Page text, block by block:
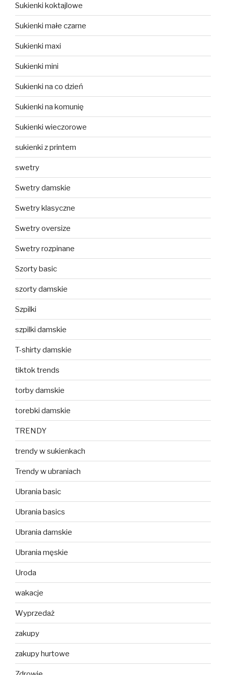
Sukienki koktajlowe
Sukienki małe czarne
Sukienki maxi
Sukienki mini
Sukienki na co dzień
Sukienki na komunię
Sukienki wieczorowe
sukienki z printem
swetry
Swetry damskie
Swetry klasyczne
Swetry oversize
Swetry rozpinane
Szorty basic
szorty damskie
Szpilki
szpilki damskie
T-shirty damskie
tiktok trends
torby damskie
torebki damskie
TRENDY
trendy w sukienkach
Trendy w ubraniach
Ubrania basic
Ubrania basics
Ubrania damskie
Ubrania męskie
Uroda
wakacje
Wyprzedaż
zakupy
zakupy hurtowe